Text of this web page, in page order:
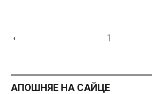
‹ 1
АПОШНЯЕ НА САЙЦЕ